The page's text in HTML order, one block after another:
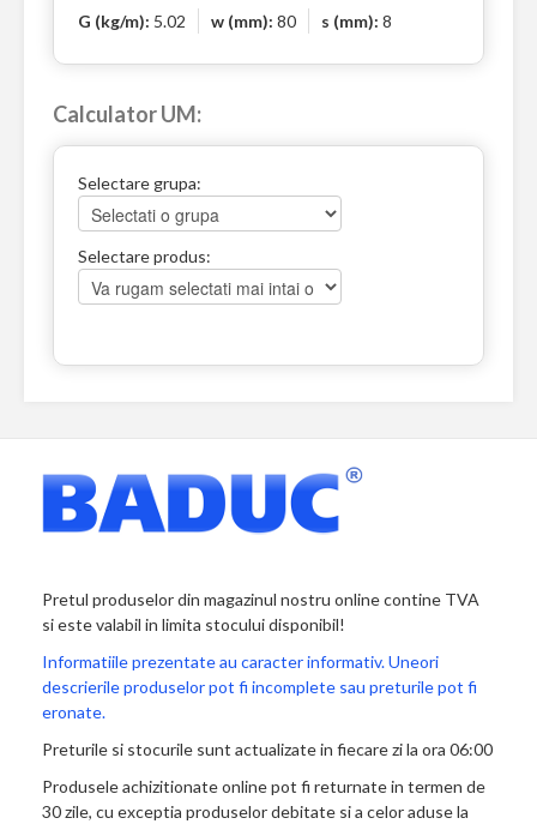
G (kg/m): 5.02 w (mm): 80 s (mm): 8
Calculator UM:
Selectare grupa:
Selectare produs:
Pretul produselor din magazinul nostru online contine TVA
si este valabil in limita stocului disponibil!
Informatiile prezentate au caracter informativ. Uneori
descrierile produselor pot fi incomplete sau preturile pot fi
eronate.
Preturile si stocurile sunt actualizate in fiecare zi la ora 06:00
Produsele achizitionate online pot fi returnate in termen de
30 zile, cu exceptia produselor debitate si a celor aduse la